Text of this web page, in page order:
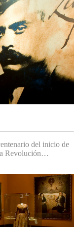
del inicio de
Revolución…